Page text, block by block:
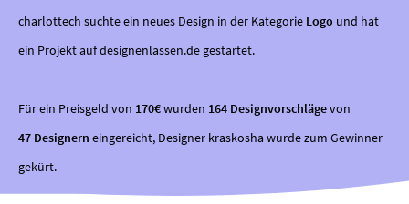
charlottech suchte ein neues Design in der Kategorie Logo und hat
ein Projekt auf designenlassen.de gestartet.
Für ein Preisgeld von 170€wurden 164 Designvorschlägevon
47 Designern eingereicht, Designer kraskosha wurde zum Gewinner
gekürt.